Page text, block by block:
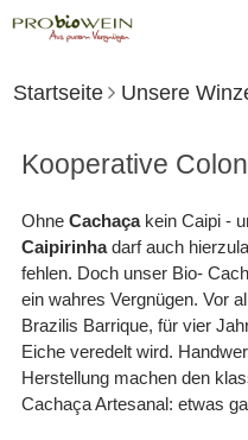
Startseite Unsere
Kooperative
Ohne Cachaçakein Caipi -
Caipirinhadarf auch
fehlen. Doch unser Bio-
ein wahres Vergnügen. Vor
Brazilis Barrique, für vier
Eiche veredelt wird.
Herstellung machen den
Cachaça Artesanal: etwas